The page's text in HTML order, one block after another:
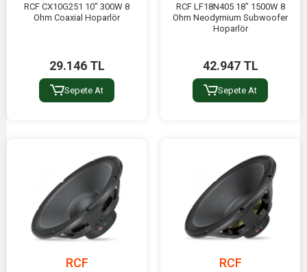
RCF CX10G251 10" 300W 8
Ohm Coaxial Hoparlör
29.146 TL
Sepete At
RCF LF18N405 18" 1500W 8
Ohm Neodymium Subwoofer
Hoparlör
42.947 TL
Sepete At
RCF RCF